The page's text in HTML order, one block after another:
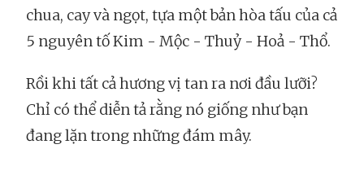
chua, cay và ngọt, tựa một bản hòa tấu của cả
5 nguyên tố Kim - Mộc - Thuỷ - Hoả - Thổ.
Rồi khi tất cả hương vị tan ra nơi đầu lưỡi?
Chỉ có thể diễn tả rằng nó giống như bạn
đang lặn trong những đám mây.